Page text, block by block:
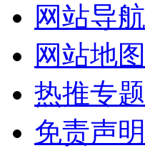
网站导航
网站地图
热推专题
免责声明